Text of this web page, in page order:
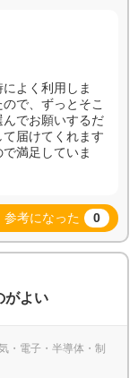
よく利用しま
で、ずっとそこ
でお願いするだ
届けてくれます
満足していま
参考になった 0
がよい
・電子・半導体・制